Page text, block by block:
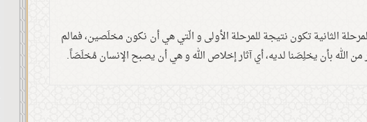
الثانية تكون نتيجة للمرحلة الأولى و الّتي هي أن نكون مخلَصين، فمالم
الله بأن يخلِصَنا لديه، أي آثار إخلاص الله و هي أن يصبح الإنسان مُخلَصَاً.